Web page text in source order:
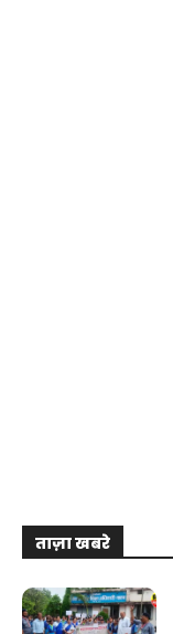
ताज़ा खबरे